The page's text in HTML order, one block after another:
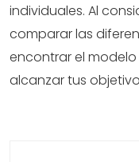
individuales. Al
comparar las
encontrar el
alcanzar tus